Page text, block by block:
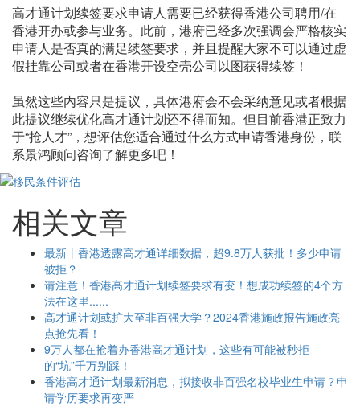
高才通计划续签要求申请人需要已经获得香港公司聘用/在
香港开办或参与业务。此前，港府已经多次强调会严格核实
申请人是否真的满足续签要求，并且提醒大家不可以通过虚
假挂靠公司或者在香港开设空壳公司以图获得续签！
虽然这些内容只是提议，具体港府会不会采纳意见或者根据
此提议继续优化高才通计划还不得而知。但目前香港正致力
于“抢人才”，想评估您适合通过什么方式申请香港身份，联
系景鸿顾问咨询了解更多吧！
相关文章
最新丨香港透露高才通详细数据，超9.8万人获批！多少申请
被拒？
请注意！香港高才通计划续签要求有变！想成功续签的4个方
法在这里......
高才通计划或扩大至非百强大学？2024香港施政报告施政亮
点抢先看！
9万人都在抢着办香港高才通计划，这些有可能被秒拒
的“坑”千万别踩！
香港高才通计划最新消息，拟接收非百强名校毕业生申请？申
请学历要求再变严